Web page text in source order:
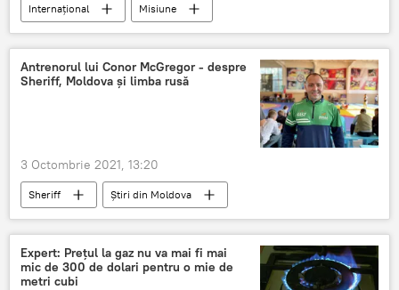
Internațional
Misiune
Uniunea Europeană
Ucraina
Antrenorul lui Conor McGregor - despre
Sheriff, Moldova și limba rusă
3 Octombrie 2021, 13:20
Sheriff Știri din Moldova
Expert: Prețul la gaz nu va mai fi mai
mic de 300 de dolari pentru o mie de
metri cubi